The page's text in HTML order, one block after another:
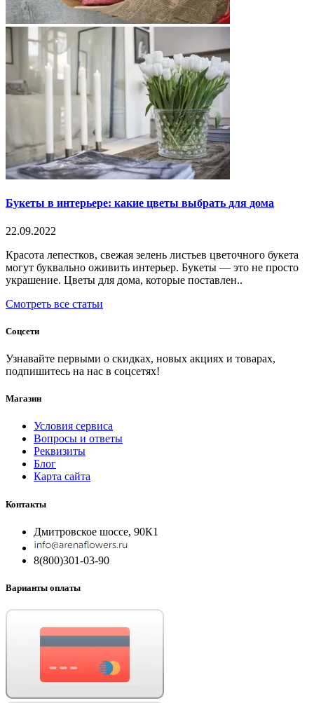
Букеты в интерьере: какие цветы выбрать для дома
22.09.2022
Красота лепестков, свежая зелень листьев цветочного букета
могут буквально оживить интерьер. Букеты — это не просто
украшение. Цветы для дома, которые поставлен..
Смотреть все статьи
Соцсети
Узнавайте первыми о скидках, новых акциях и товарах,
подпишитесь на нас в соцсетях!
Магазин
Условия сервиса
Вопросы и ответы
Реквизиты
Блог
Карта сайта
Контакты
Дмитровское шоссе, 90К1
8(800)301-03-90
Варианты оплаты